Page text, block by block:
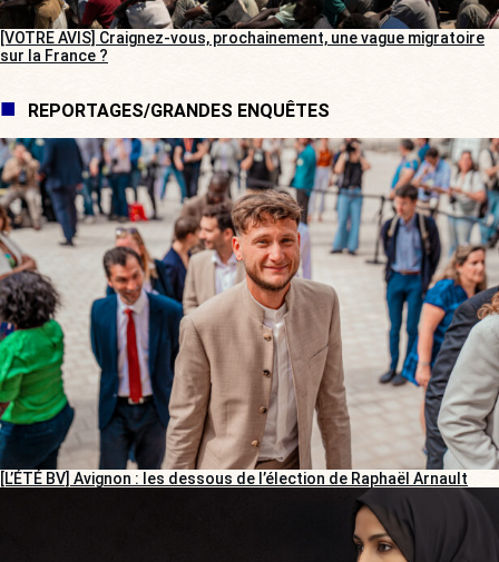
[VOTRE AVIS] Craignez-vous, prochainement, une vague migratoire
sur la France ?
REPORTAGES/GRANDES ENQUÊTES
[L’ÉTÉ BV] Avignon : les dessous de l’élection de Raphaël Arnault